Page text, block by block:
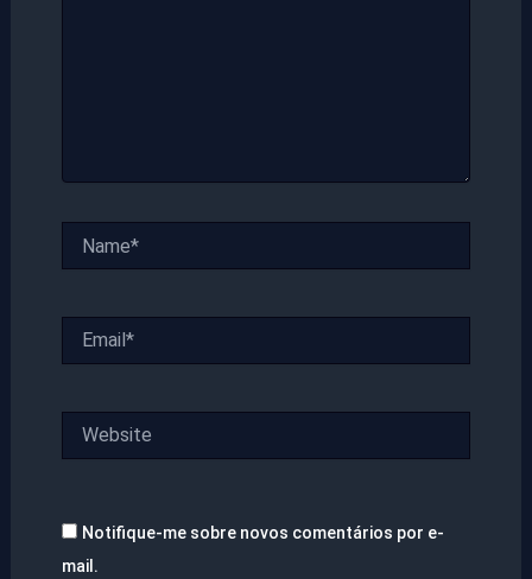
Notifique-me sobre novos comentários por e-
mail.